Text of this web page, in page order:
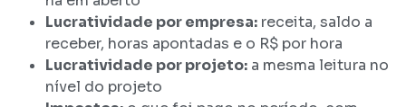
Lucratividade por empresa: receita, saldo a
receber, horas apontadas e o R$ por hora
Lucratividade por projeto: a mesma leitura no
nível do projeto